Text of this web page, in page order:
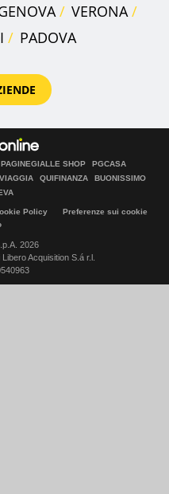
VERONA
PADOVA
PAGINEGIALLE SHOP
PGCASA
QUIFINANZA
BUONISSIMO
Policy
Preferenze sui cookie
2026
Acquisition S.á r.l.